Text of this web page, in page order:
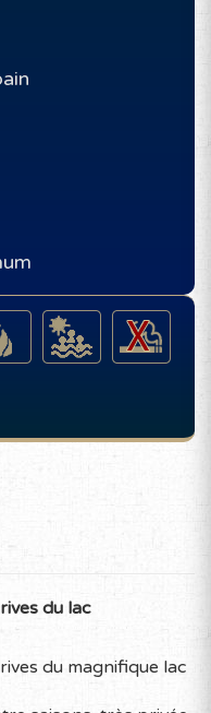
du lac
du magnifique lac